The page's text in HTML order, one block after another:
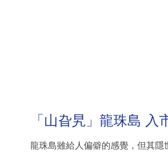
「山旮旯」龍珠島 入
龍珠島雖給人偏僻的感覺，但其